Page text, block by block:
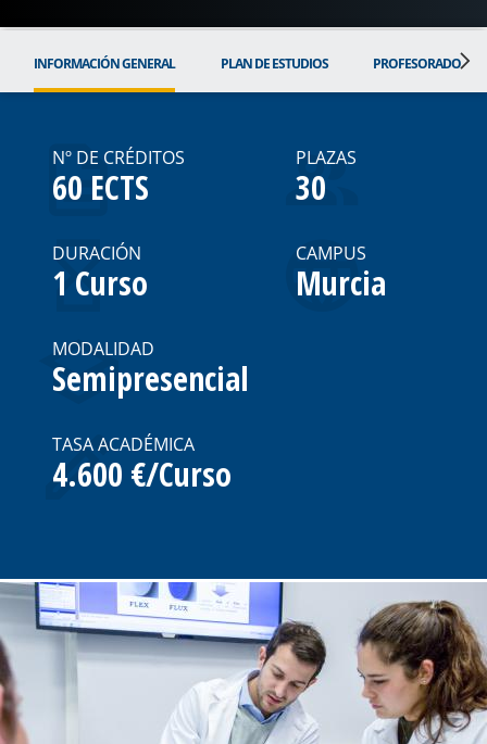
INFORMACIÓN GENERAL PLAN DE ESTUDIOS PROFESORADO
MODALIDAD
Semipresencial
Nº DE CRÉDITOS
60 ECTS
TASA ACADÉMICA
4.600 €/Curso
PLAZAS
30
DURACIÓN
1 Curso
CAMPUS
Murcia